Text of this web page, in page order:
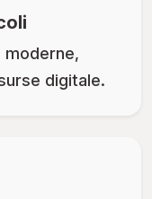
moderne,
digitale.